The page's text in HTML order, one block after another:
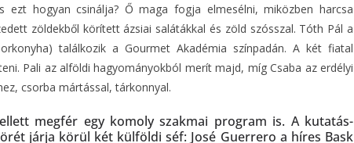
ezt hogyan csinálja? Ő maga fogja elmesélni, miközben harcsa
zöldekből körített ázsiai salátákkal és zöld szósszal. Tóth Pál a
találkozik a Gourmet Akadémia színpadán. A két fiatal
Pali az alföldi hagyományokból merít majd, míg Csaba az erdélyi
csorba mártással, tárkonnyal.
megfér egy komoly szakmai program is. A kutatás-
járja körül két külföldi séf: José Guerrero a híres Bask